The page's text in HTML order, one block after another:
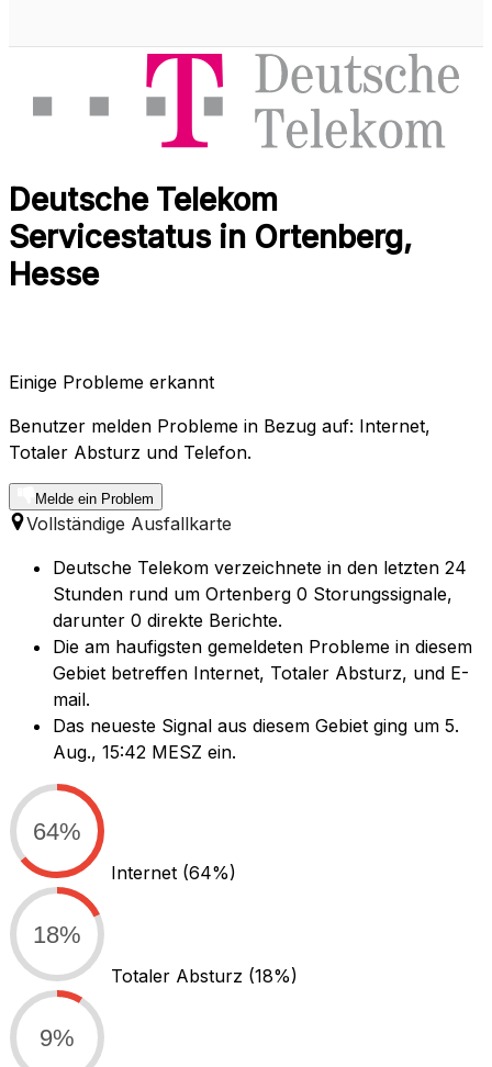
Deutsche Telekom
Servicestatus in Ortenberg,
Hesse
Einige Probleme erkannt
Benutzer melden Probleme in Bezug auf: Internet,
Totaler Absturz und Telefon.
Melde ein Problem
Vollständige Ausfallkarte
Deutsche Telekom verzeichnete in den letzten 24
Stunden rund um Ortenberg 0 Storungssignale,
darunter 0 direkte Berichte.
Die am haufigsten gemeldeten Probleme in diesem
Gebiet betreffen Internet, Totaler Absturz, und E-
mail.
Das neueste Signal aus diesem Gebiet ging um 5.
Aug., 15:42 MESZ ein.
64%
Internet (64%)
18%
Totaler Absturz (18%)
9%